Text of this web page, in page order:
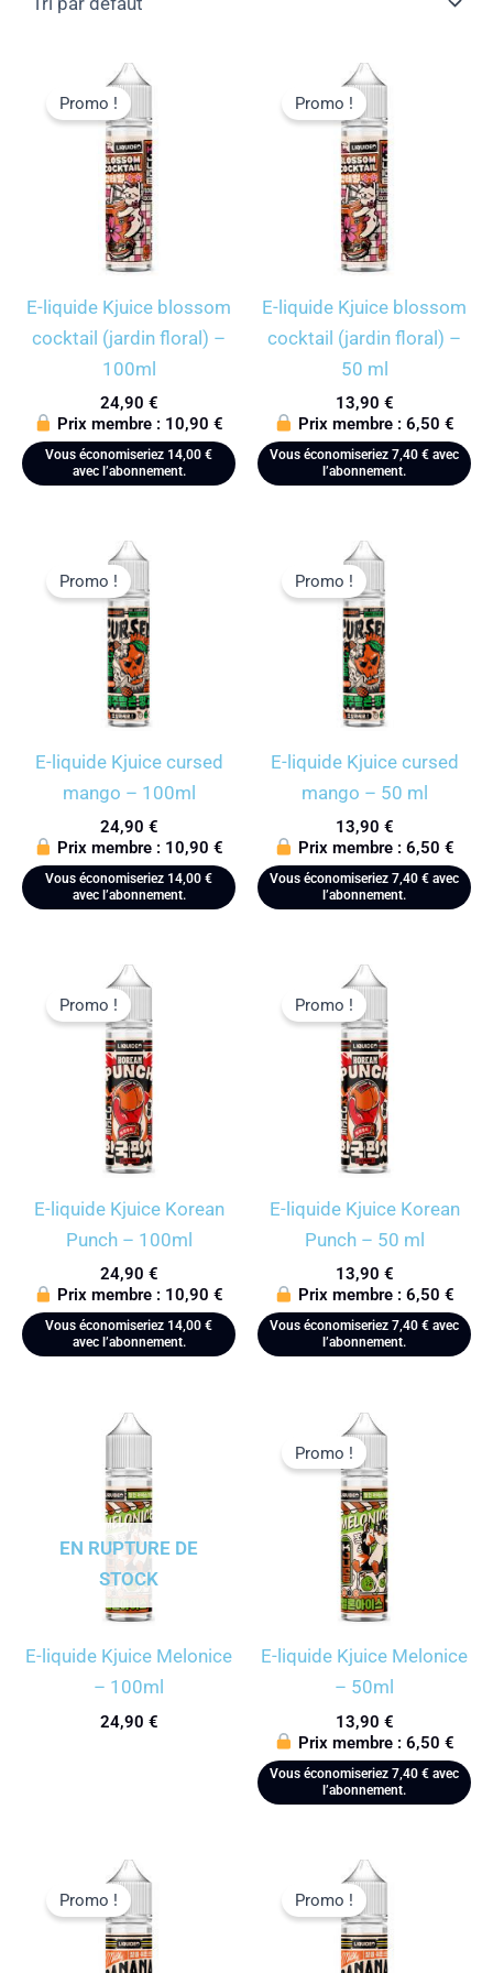
Promo !
E-liquide Kjuice blossom
cocktail (jardin floral) –
100ml
24,90 €
Prix membre : 10,90€
Vous économiseriez 14,00 €
avec l’abonnement.
Promo !
E-liquide Kjuice blossom
cocktail (jardin floral) –
50 ml
13,90 €
Prix membre : 6,50 €
Vous économiseriez 7,40 € avec
l’abonnement.
Promo !
E-liquide Kjuice cursed
mango – 100ml
24,90 €
Prix membre : 10,90€
Vous économiseriez 14,00 €
avec l’abonnement.
Promo !
E-liquide Kjuice cursed
mango – 50 ml
13,90 €
Prix membre : 6,50 €
Vous économiseriez 7,40 € avec
l’abonnement.
Promo !
E-liquide Kjuice Korean
Punch – 100ml
24,90 €
Prix membre : 10,90€
Vous économiseriez 14,00 €
avec l’abonnement.
Promo !
E-liquide Kjuice Korean
Punch – 50 ml
13,90 €
Prix membre : 6,50 €
Vous économiseriez 7,40 € avec
l’abonnement.
EN RUPTURE DE
STOCK
E-liquide Kjuice Melonice
– 100ml
24,90 €
Promo !
E-liquide Kjuice Melonice
– 50ml
13,90 €
Prix membre : 6,50 €
Vous économiseriez 7,40 € avec
l’abonnement.
Promo ! Promo !